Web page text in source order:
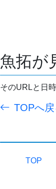
魚拓が
そのURLと日
TOPへ戻
TOP